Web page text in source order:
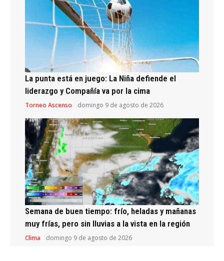
La punta está en juego: La Niña defiende el
liderazgo y Compañía va por la cima
Torneo Ascenso domingo 9 de agosto de 2026
Semana de buen tiempo: frío, heladas y mañanas
muy frías, pero sin lluvias a la vista en la región
Clima domingo 9 de agosto de 2026